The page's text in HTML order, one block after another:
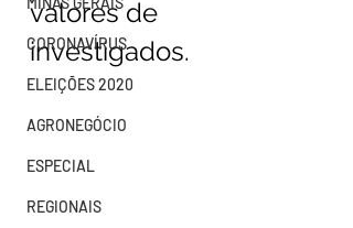
CORONAVÍRUS
ELEIÇÕES 2020
AGRONEGÓCIO
ESPECIAL
REGIONAIS
valores de
investigados.